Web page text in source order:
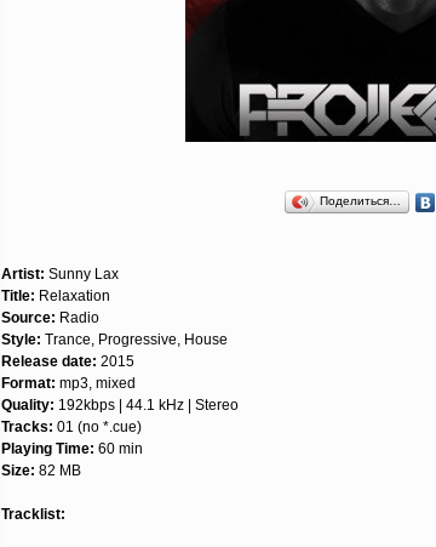
Поделиться…
Artist: Sunny Lax
Title: Relaxation
Source: Radio
Style: Trance, Progressive, House
Release date: 2015
Format: mp3, mixed
Quality: 192kbps | 44.1 kHz | Stereo
Tracks: 01 (no *.cue)
Playing Time: 60 min
Size: 82 MB
Tracklist: